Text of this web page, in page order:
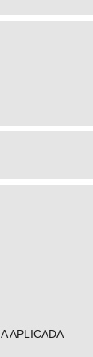
APLICADA